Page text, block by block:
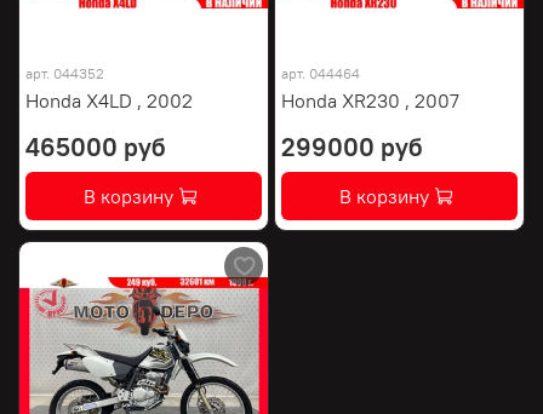
арт. 044352
Honda X4LD , 2002
465000 руб
В корзину
арт. 044464
Honda XR230 , 2007
299000 руб
В корзину